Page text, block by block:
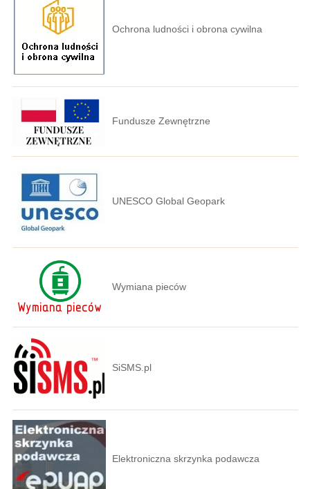
Ochrona ludności i obrona cywilna
Fundusze Zewnętrzne
UNESCO Global Geopark
Wymiana pieców
SiSMS.pl
Elektroniczna skrzynka podawcza